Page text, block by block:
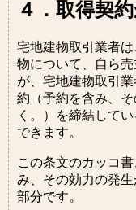
４．取得契
宅地建物取引業者
物について、自ら
が、宅地建物取引
約（予約を含み、
く。）を締結して
できます。
この条文のカッコ
み、その効力の発
部分です。